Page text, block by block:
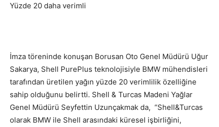
Yüzde 20 daha verimli
İmza töreninde konuşan Borusan Oto Genel Müdürü Uğur
Sakarya, Shell PurePlus teknolojisiyle BMW mühendisleri
tarafından üretilen yağın yüzde 20 verimlilik özelliğine
sahip olduğunu belirtti. Shell & Turcas Madeni Yağlar
Genel Müdürü Seyfettin Uzunçakmak da, “Shell&Turcas
olarak BMW ile Shell arasındaki küresel işbirliğini,